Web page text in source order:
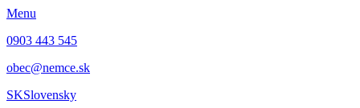
Menu
0903 443 545
obec@nemce.sk
SKSlovensky